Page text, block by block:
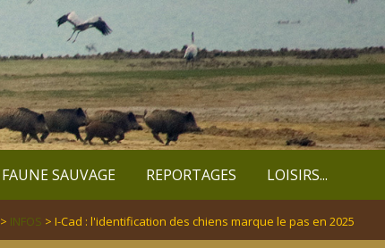
FAUNE SAUVAGE REPORTAGES LOISIRS...
> INFOS > I-Cad : l'identification des chiens marque le pas en 2025